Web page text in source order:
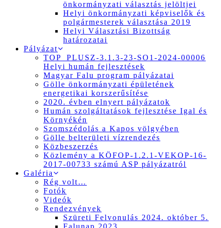
önkormányzati választás jelöltjei
Helyi önkormányzati képviselők és
polgármesterek választása 2019
Helyi Választási Bizottság
határozatai
Pályázat
TOP_PLUSZ-3.1.3-23-SO1-2024-00006
Helyi humán fejlesztések
Magyar Falu program pályázatai
Gölle önkormányzati épületének
energetikai korszerűsítése
2020. évben elnyert pályázatok
Humán szolgáltatások fejlesztése Igal és
Környékén
Szomszédolás a Kapos völgyében
Gölle belterületi vízrendezés
Közbeszerzés
Közlemény a KÖFOP-1.2.1-VEKOP-16-
2017-00733 számú ASP pályázatról
Galéria
Rég volt…
Fotók
Videók
Rendezvények
Szüreti Felvonulás 2024. október 5.
Falunap 2023